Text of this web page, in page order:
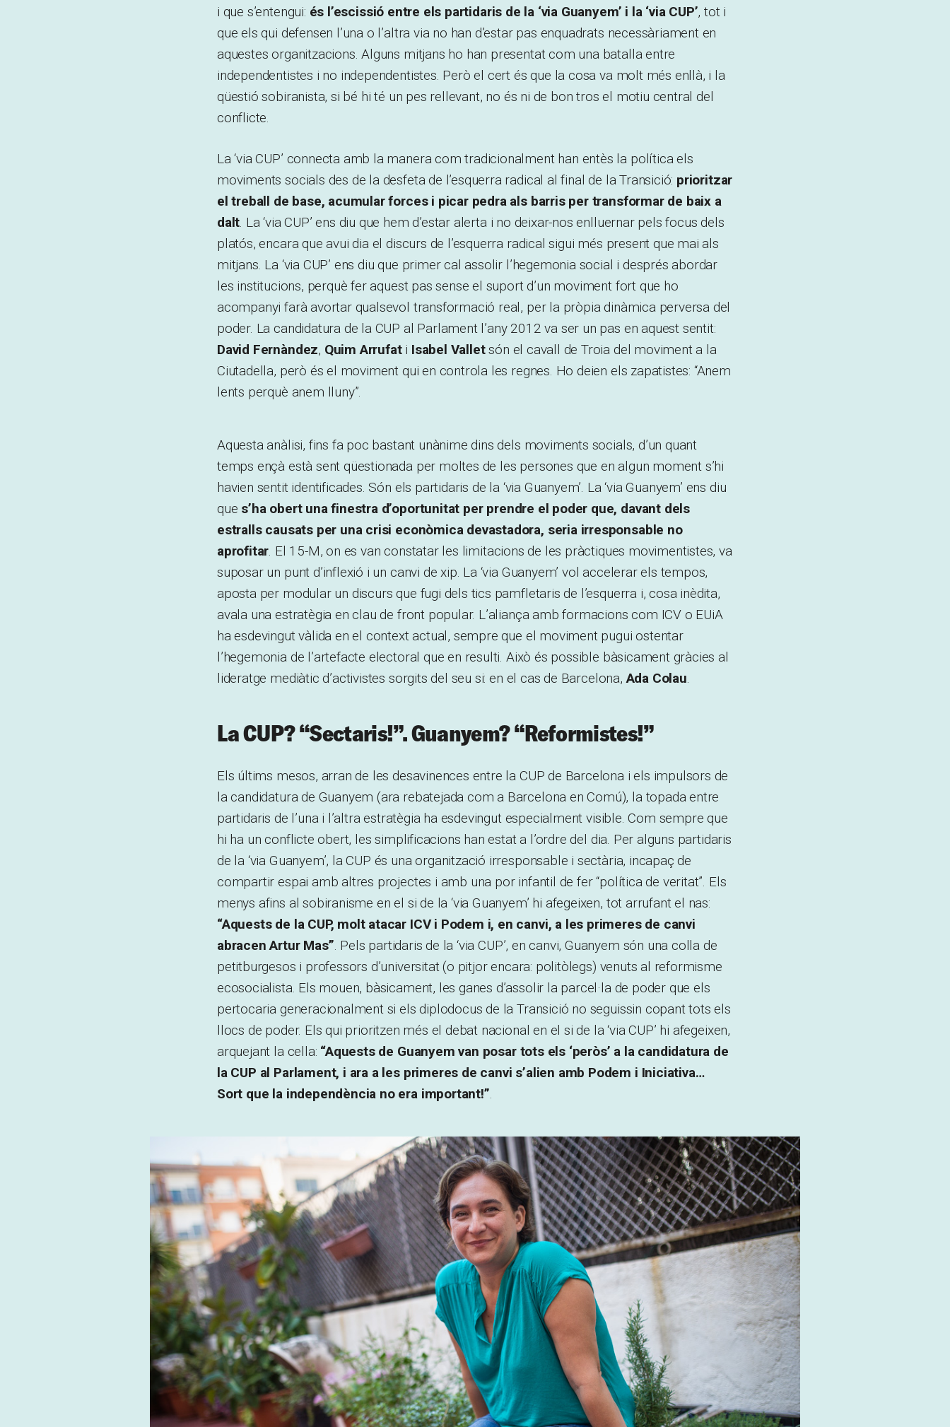
i que s’entengui: és l’escissió entre els partidaris de la ‘via Guanyem’ i la ‘via CUP’, tot i
que els qui defensen l’una o l’altra via no han d’estar pas enquadrats necessàriament en
aquestes organitzacions. Alguns mitjans ho han presentat com una batalla entre
independentistes i no independentistes. Però el cert és que la cosa va molt més enllà, i la
qüestió sobiranista, si bé hi té un pes rellevant, no és ni de bon tros el motiu central del
conflicte.
La ‘via CUP’ connecta amb la manera com tradicionalment han entès la política els
moviments socials des de la desfeta de l’esquerra radical al final de la Transició: prioritzar
el treball de base, acumular forces i picar pedra als barris per transformar de baix a
dalt. La ‘via CUP’ ens diu que hem d’estar alerta i no deixar-nos enlluernar pels focus dels
platós, encara que avui dia el discurs de l’esquerra radical sigui més present que mai als
mitjans. La ‘via CUP’ ens diu que primer cal assolir l’hegemonia social i després abordar
les institucions, perquè fer aquest pas sense el suport d’un moviment fort que ho
acompanyi farà avortar qualsevol transformació real, per la pròpia dinàmica perversa del
poder. La candidatura de la CUP al Parlament l’any 2012 va ser un pas en aquest sentit:
David Fernàndez, Quim Arrufati Isabel Valletsón el cavall de Troia del moviment a la
Ciutadella, però és el moviment qui en controla les regnes. Ho deien els zapatistes: “Anem
lents perquè anem lluny”.
Aquesta anàlisi, fins fa poc bastant unànime dins dels moviments socials, d’un quant
temps ençà està sent qüestionada per moltes de les persones que en algun moment s’hi
havien sentit identificades. Són els partidaris de la ‘via Guanyem’. La ‘via Guanyem’ ens diu
que s’ha obert una finestra d’oportunitat per prendre el poder que, davant dels
estralls causats per una crisi econòmica devastadora, seria irresponsable no
aprofitar. El 15-M, on es van constatar les limitacions de les pràctiques movimentistes, va
suposar un punt d’inflexió i un canvi de xip. La ‘via Guanyem’ vol accelerar els tempos,
aposta per modular un discurs que fugi dels tics pamfletaris de l’esquerra i, cosa inèdita,
avala una estratègia en clau de front popular. L’aliança amb formacions com ICV o EUiA
ha esdevingut vàlida en el context actual, sempre que el moviment pugui ostentar
l’hegemonia de l’artefacte electoral que en resulti. Això és possible bàsicament gràcies al
lideratge mediàtic d’activistes sorgits del seu si: en el cas de Barcelona,Ada Colau.
La CUP? “Sectaris!”. Guanyem? “Reformistes!”
Els últims mesos, arran de les desavinences entre la CUP de Barcelona i els impulsors de
la candidatura de Guanyem (ara rebatejada com a Barcelona en Comú), la topada entre
partidaris de l’una i l’altra estratègia ha esdevingut especialment visible. Com sempre que
hi ha un conflicte obert, les simplificacions han estat a l’ordre del dia. Per alguns partidaris
de la ‘via Guanyem’, la CUP és una organització irresponsable i sectària, incapaç de
compartir espai amb altres projectes i amb una por infantil de fer “política de veritat”. Els
menys afins al sobiranisme en el si de la ‘via Guanyem’ hi afegeixen, tot arrufant el nas:
“Aquests de la CUP, molt atacar ICV i Podem i, en canvi, a les primeres de canvi
abracen Artur Mas”. Pels partidaris de la ‘via CUP’, en canvi, Guanyem són una colla de
petitburgesos i professors d’universitat (o pitjor encara: politòlegs) venuts al reformisme
ecosocialista. Els mouen, bàsicament, les ganes d’assolir la parcel·la de poder que els
pertocaria generacionalment si els diplodocus de la Transició no seguissin copant tots els
llocs de poder. Els qui prioritzen més el debat nacional en el si de la ‘via CUP’ hi afegeixen,
arquejant la cella: “Aquests de Guanyem van posar tots els ‘peròs’ a la candidatura de
la CUP al Parlament, i ara a les primeres de canvi s’alien amb Podem i Iniciativa…
Sort que la independència no era important!”.